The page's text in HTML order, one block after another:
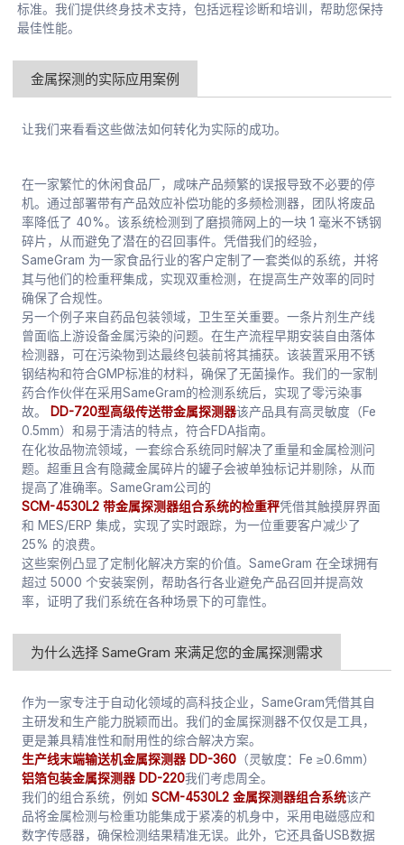
标准。我们提供终身技术支持，包括远程诊断和培训，帮助您保持
最佳性能。
金属探测的实际应用案例
让我们来看看这些做法如何转化为实际的成功。
在一家繁忙的休闲食品厂，咸味产品频繁的误报导致不必要的停
机。通过部署带有产品效应补偿功能的多频检测器，团队将废品
率降低了 40%。该系统检测到了磨损筛网上的一块 1 毫米不锈钢
碎片，从而避免了潜在的召回事件。凭借我们的经验，
SameGram 为一家食品行业的客户定制了一套类似的系统，并将
其与他们的检重秤集成，实现双重检测，在提高生产效率的同时
确保了合规性。
另一个例子来自药品包装领域，卫生至关重要。一条片剂生产线
曾面临上游设备金属污染的问题。在生产流程早期安装自由落体
检测器，可在污染物到达最终包装前将其捕获。该装置采用不锈
钢结构和符合GMP标准的材料，确保了无菌操作。我们的一家制
药合作伙伴在采用SameGram的检测系统后，实现了零污染事
故。 DD-720型高级传送带金属探测器该产品具有高灵敏度（Fe
0.5mm）和易于清洁的特点，符合FDA指南。
在化妆品物流领域，一套综合系统同时解决了重量和金属检测问
题。超重且含有隐藏金属碎片的罐子会被单独标记并剔除，从而
提高了准确率。SameGram公司的
SCM-4530L2 带金属探测器组合系统的检重秤凭借其触摸屏界面
和 MES/ERP 集成，实现了实时跟踪，为一位重要客户减少了
25% 的浪费。
这些案例凸显了定制化解决方案的价值。SameGram 在全球拥有
超过 5000 个安装案例，帮助各行各业避免产品召回并提高效
率，证明了我们系统在各种场景下的可靠性。
为什么选择 SameGram 来满足您的金属探测需求
作为一家专注于自动化领域的高科技企业，SameGram凭借其自
主研发和生产能力脱颖而出。我们的金属探测器不仅仅是工具，
更是兼具精准性和耐用性的综合解决方案。
生产线末端输送机金属探测器 DD-360 （灵敏度：Fe ≥0.6mm）
铝箔包装金属探测器 DD-220我们考虑周全。
我们的组合系统，例如SCM-4530L2 金属探测器组合系统该产
品将金属检测与检重功能集成于紧凑的机身中，采用电磁感应和
数字传感器，确保检测结果精准无误。此外，它还具备USB数据